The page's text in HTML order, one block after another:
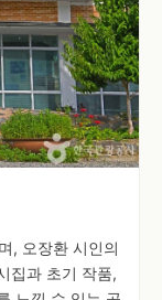
, 오장환 시인의
집과 초기 작품,